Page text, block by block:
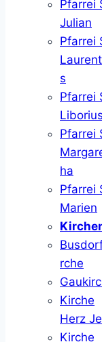
Pfarrei
Julian
Pfarrei
s
Pfarrei
Liborius
Pfarrei
ha
Pfarrei
Marien
rche
Kirche
Herz
Kirche